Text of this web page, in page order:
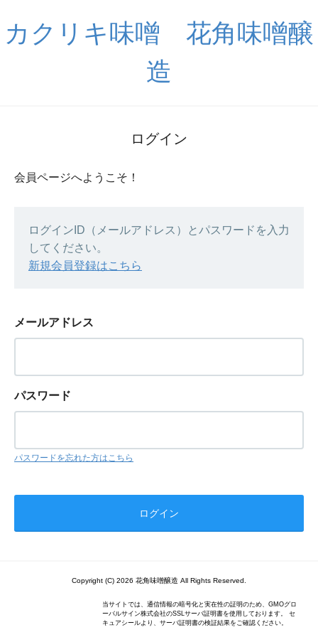
カクリキ味噌 花角味噌醸
造
ログイン
会員ページへようこそ！
ログインID（メールアドレス）とパスワードを入力
してください。
新規会員登録はこちら
メールアドレス
パスワード
パスワードを忘れた方はこちら
Copyright (C) 2026 花角味噌醸造 All Rights Reserved.
当サイトでは、通信情報の暗号化と実在性の証明のため、GMOグロ
ーバルサイン株式会社のSSLサーバ証明書を使用しております。 セ
キュアシールより、サーバ証明書の検証結果をご確認ください。